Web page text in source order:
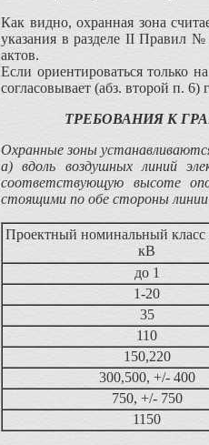
Как видно, охранная зона
указания в разделе II Правил №
актов.
Если ориентироваться только
согласовывает (абз. второй п.
ТРЕБОВАНИЯ К
Охранные зоны
а) вдоль воздушных линий
соответствующую высоте
стоящими по обе стороны линии
Проектный номинальный класс
кВ
до 1
1-20
35
110
150,220
300,500, +/- 400
750, +/- 750
1150